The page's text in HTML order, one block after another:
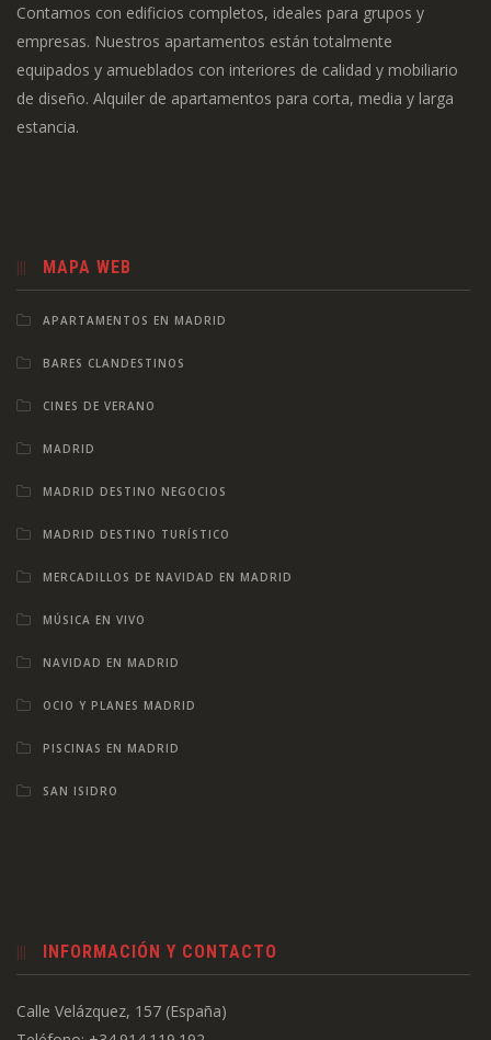
Contamos con edificios completos, ideales para grupos y
empresas. Nuestros apartamentos están totalmente
equipados y amueblados con interiores de calidad y mobiliario
de diseño. Alquiler de apartamentos para corta, media y larga
estancia.
MAPA WEB
APARTAMENTOS EN MADRID
BARES CLANDESTINOS
CINES DE VERANO
MADRID
MADRID DESTINO NEGOCIOS
MADRID DESTINO TURÍSTICO
MERCADILLOS DE NAVIDAD EN MADRID
MÚSICA EN VIVO
NAVIDAD EN MADRID
OCIO Y PLANES MADRID
PISCINAS EN MADRID
SAN ISIDRO
INFORMACIÓN Y CONTACTO
Calle Velázquez, 157 (España)